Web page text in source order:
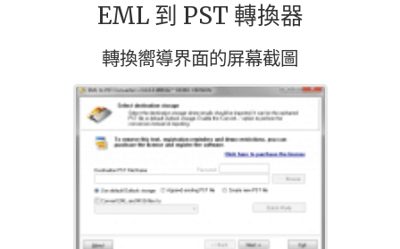
EML 到 PST 轉換器
轉換嚮導界面的屏幕截圖